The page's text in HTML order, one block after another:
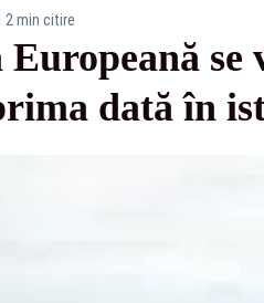
2 min citire
Europeană
dată în